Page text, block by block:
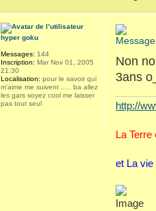
Non
3ans
http://
La
et La
hyper goku
Messages: 144
Inscription: Mar Nov 01, 2005
21:30
Localisation: pour le savoir qui
m'aime me suivent ..... ba allez
les gars soyez cool me laisser
pas tout seul